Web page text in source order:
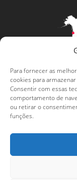
Para fornecer as
cookies para
Consentir com essas
comportamento de
ou retirar o
funções.